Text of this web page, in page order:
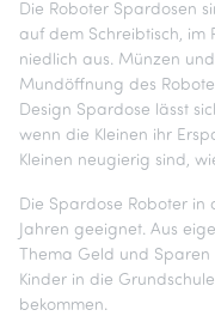
Die Roboter Spardosen
auf dem Schreibtisch, im
niedlich aus. Münzen
Mundöffnung des
Design Spardose lässt
wenn die Kleinen ihr
Kleinen neugierig sind,
Die Spardose Roboter in
Jahren geeignet. Aus
Thema Geld und
Kinder in die
bekommen.